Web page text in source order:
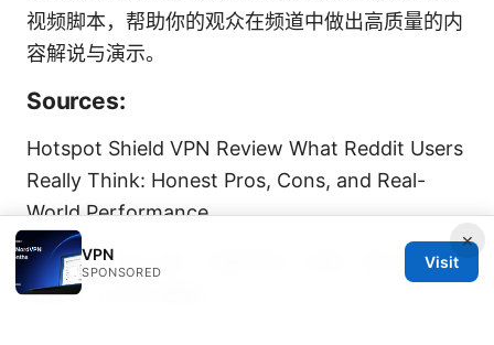
视频脚本，帮助你的观众在频道中做出高质量的内
容解说与演示。
Sources:
Hotspot Shield VPN Review What Reddit Users
Really Think: Honest Pros, Cons, and Real-
World Performance
八 戒 vpn 怎么 样：全面评测、功能、性价比与使
用技巧（2025 更新）
×
VPN
SPONSORED
Visit